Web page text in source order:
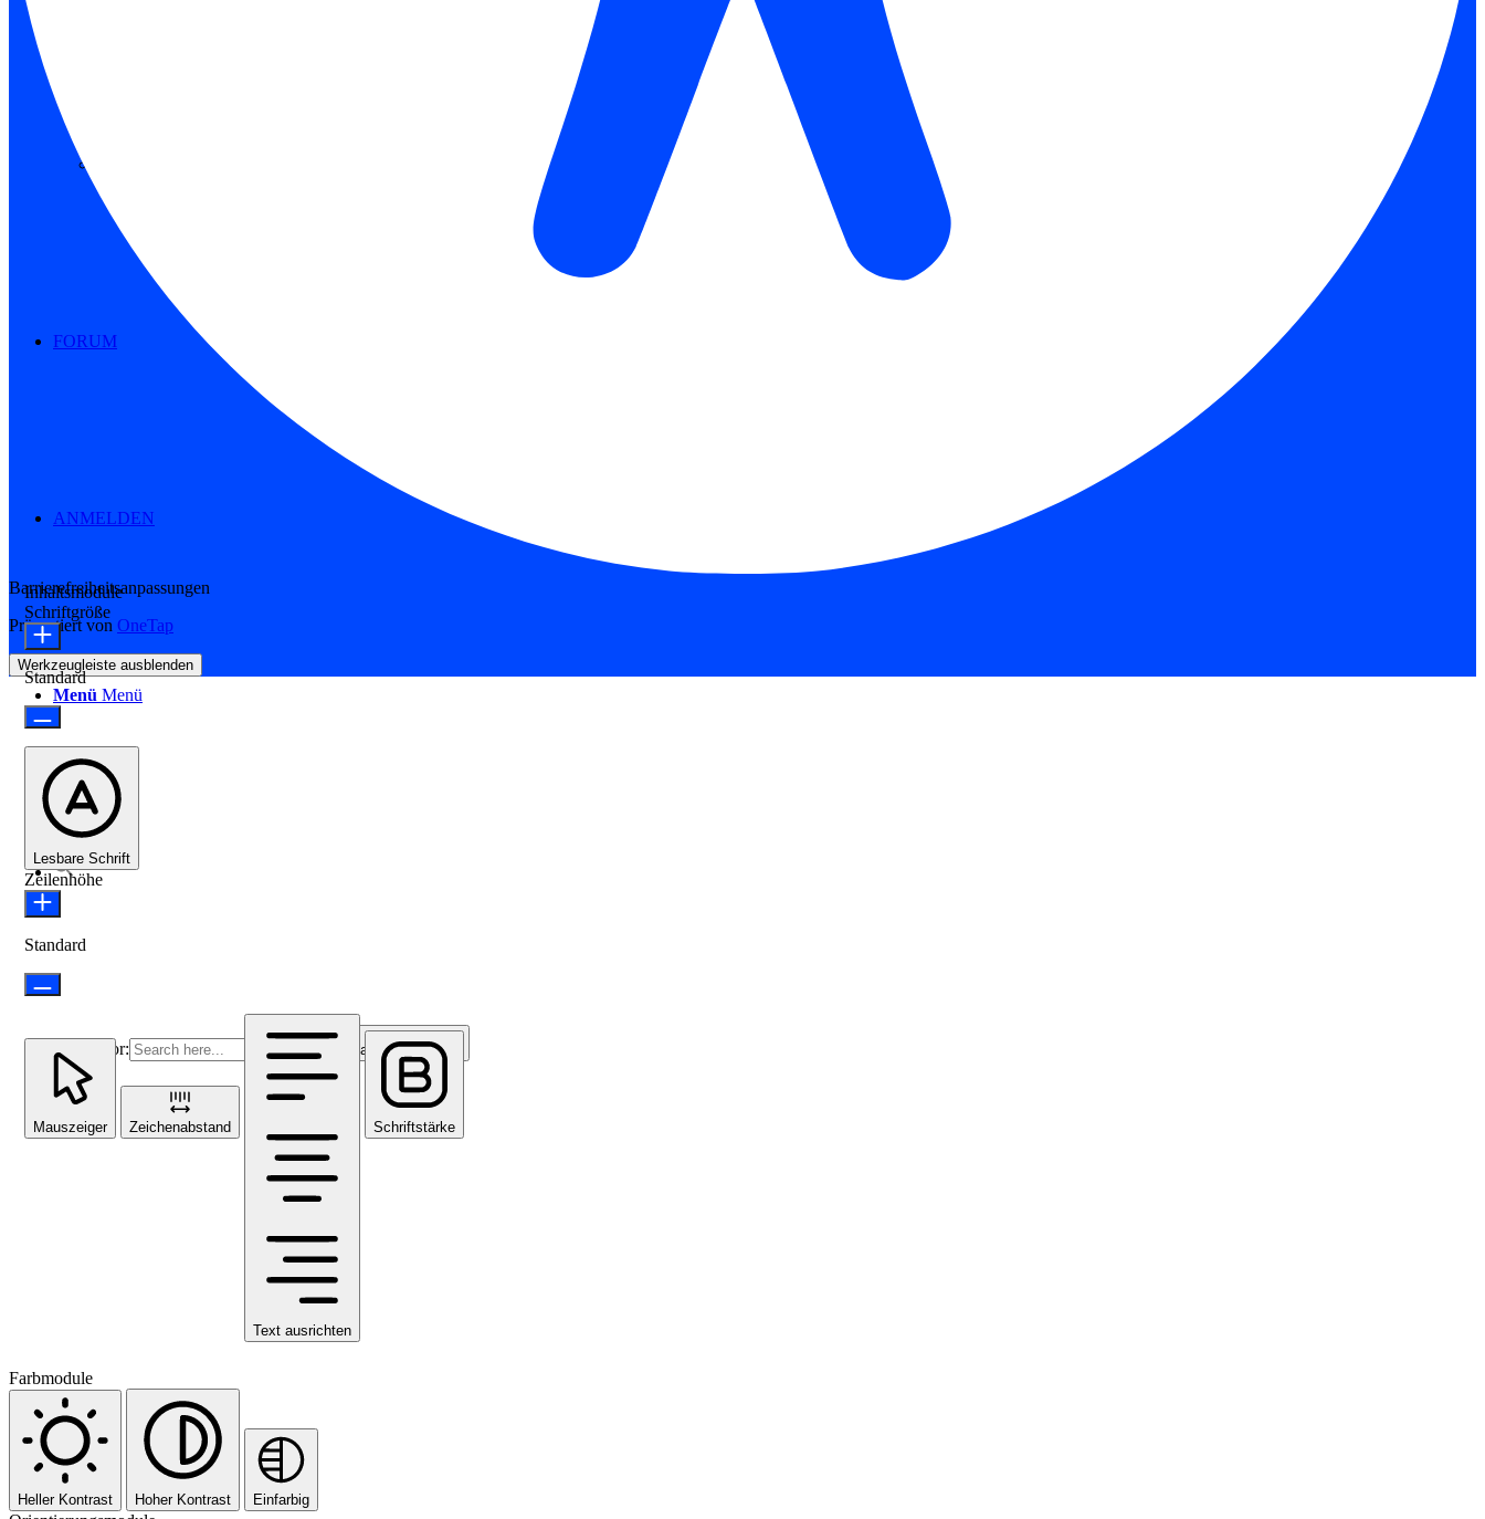
FORUM
ANMELDEN
Menü Menü
Search for: Search Button
Barrierefreiheitsanpassungen
Präsentiert von OneTap
Werkzeugleiste ausblenden
Inhaltsmodule
Schriftgröße
Standard
Lesbare Schrift
Zeilenhöhe
Standard
Mauszeiger Zeichenabstand
Text ausrichten
Schriftstärke
Farbmodule
Heller Kontrast Hoher Kontrast Einfarbig